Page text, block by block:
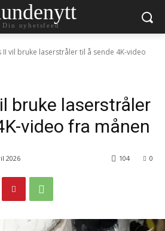
Din nyhetsfeed
II vil bruke laserstråler til å sende 4K-video
bruke laserstråler
video fra månen
2026 0
104